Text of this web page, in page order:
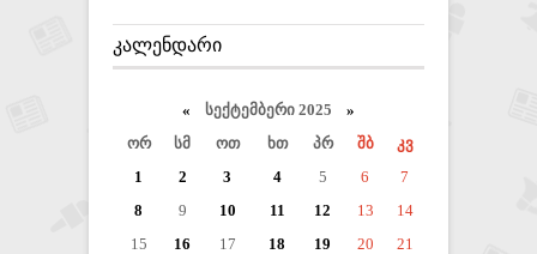
ᲙᲐᲚᲔᲜᲓᲐᲠᲘ
« სექტემბერი 2025 »
ორ
სმ ოთ ხთ პრ შბ
კვ
1
2 3 4 5 6
7
8
9 10 11 12 13
14
15
16 17 18 19 20
21